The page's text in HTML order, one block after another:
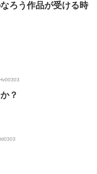
ろう作品が受ける時
？